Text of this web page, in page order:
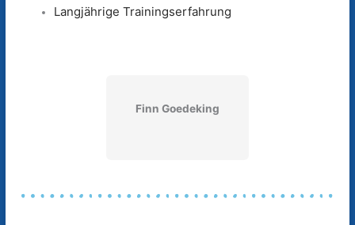
Langjährige Trainingserfahrung
Finn Goedeking